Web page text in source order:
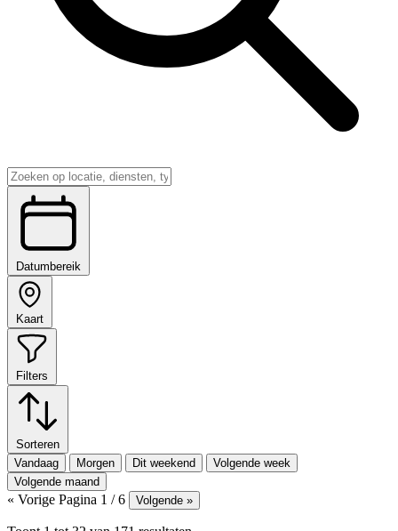
Datumbereik
Kaart
Filters
Sorteren
Vandaag
Morgen Dit weekend
Volgende week
Volgende maand
« Vorige Pagina 1 / 6 Volgende »